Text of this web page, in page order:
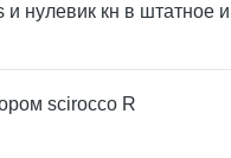
нулевик кн в штатное
scirocco R